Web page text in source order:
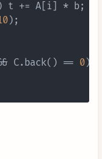
t += A[i] * b;
);
C.back() == 0)